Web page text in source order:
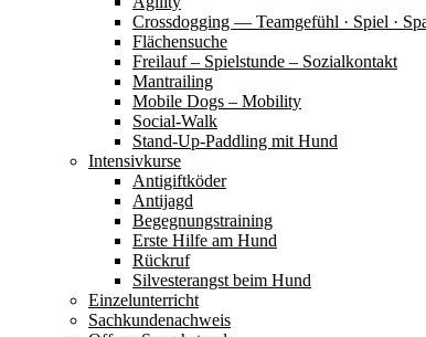
Crossdogging — Teamgefühl · Spiel ·
Flächensuche
Freilauf – Spielstunde – Sozialkontakt
Mantrailing
Mobile Dogs – Mobility
Social-Walk
Stand-Up-Paddling mit Hund
Intensivkurse
Antigiftköder
Antijagd
Begegnungstraining
Erste Hilfe am Hund
Rückruf
Silvesterangst beim Hund
Einzelunterricht
Sachkundenachweis